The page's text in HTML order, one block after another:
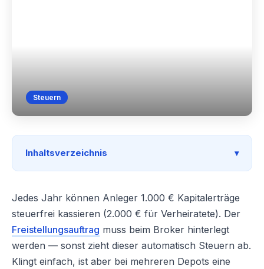
Steuern
Inhaltsverzeichnis
Jedes Jahr können Anleger 1.000 € Kapitalerträge
steuerfrei kassieren (2.000 € für Verheiratete). Der
Freistellungsauftrag muss beim Broker hinterlegt
werden — sonst zieht dieser automatisch Steuern ab.
Klingt einfach, ist aber bei mehreren Depots eine